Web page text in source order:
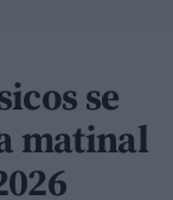
se
matinal